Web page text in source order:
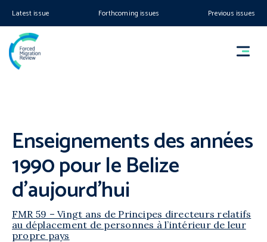
Latest issue Forthcoming issues Previous issues
Enseignements des années
1990 pour le Belize
d’aujourd’hui
FMR 59 – Vingt ans de Principes directeurs relatifs
au déplacement de personnes à l’intérieur de leur
propre pays